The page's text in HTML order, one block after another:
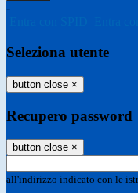
-
Seleziona utente
button close ×
Recupero password
button close ×
all'indirizzo indicato con le